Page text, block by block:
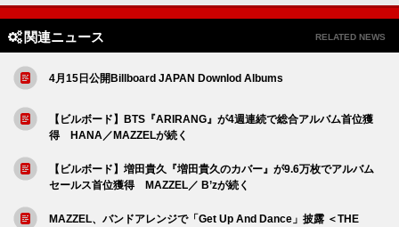
関連ニュース RELATED NEWS
4月15日公開Billboard JAPAN Downlod Albums
【ビルボード】BTS『ARIRANG』が4週連続で総合アルバム首位獲
得 HANA／MAZZELが続く
【ビルボード】増田貴久『増田貴久のカバー』が9.6万枚でアルバム
セールス首位獲得 MAZZEL／ B’zが続く
MAZZEL、バンドアレンジで「Get Up And Dance」披露 ＜THE